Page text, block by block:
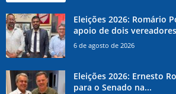
Eleições 2026: Romário
apoio de dois
6 de agosto de 2026
Eleições 2026: Ernesto
para o Senado na...